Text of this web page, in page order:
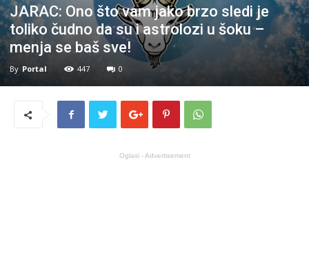
JARAC: Ono što vam jako brzo sledi je
toliko čudno da su i astrolozi u šoku –
menja se baš sve!
By Portal 447 0
Oglasi - Advertisement